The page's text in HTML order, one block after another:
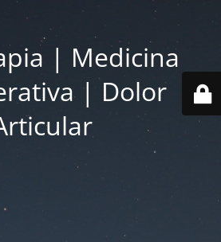
| Medicina
| Dolor